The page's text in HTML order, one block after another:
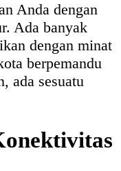
Anda dengan
Ada banyak
dengan minat
berpemandu
ada sesuatu